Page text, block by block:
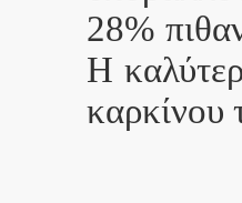
28%
Η
καρκίνου